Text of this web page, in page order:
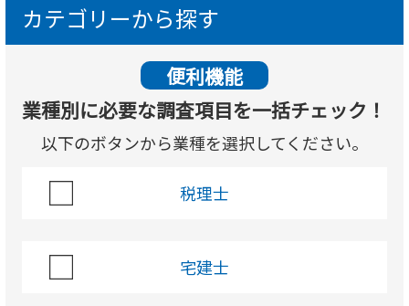
カテゴリーから探す
便利機能
業種別に必要な調査項目を一括チェック！
以下のボタンから業種を選択してください。
税理士
宅建士